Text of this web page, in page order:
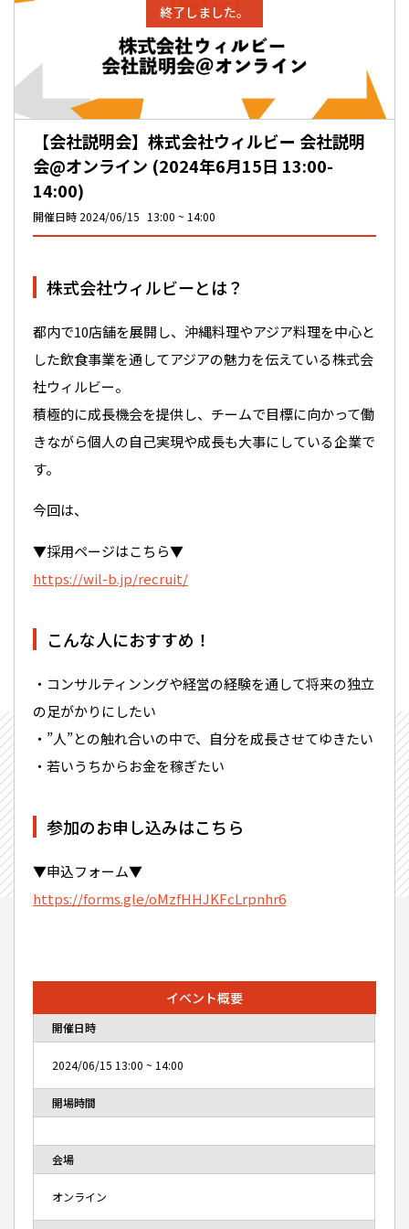
終了しました。
【会社説明会】株式会社ウィルビー 会社説明
会@オンライン (2024年6月15日 13:00-
14:00)
開催日時 2024/06/15 13:00 14:00
株式会社ウィルビーとは？
都内で10店舗を展開し、沖縄料理やアジア料理を中心と
した飲食事業を通してアジアの魅力を伝えている株式会
社ウィルビー。
積極的に成長機会を提供し、チームで目標に向かって働
きながら個人の自己実現や成長も大事にしている企業で
す。
今回は、
▼採用ページはこちら▼
https://wil-b.jp/recruit/
こんな人におすすめ！
・コンサルティンングや経営の経験を通して将来の独立
の足がかりにしたい
・”人”との触れ合いの中で、自分を成長させてゆきたい
・若いうちからお金を稼ぎたい
参加のお申し込みはこちら
▼申込フォーム▼
https://forms.gle/oMzfHHJKFcLrpnhr6
イベント概要
開催日時
2024/06/15 13:00 ~ 14:00
開場時間
会場
オンライン